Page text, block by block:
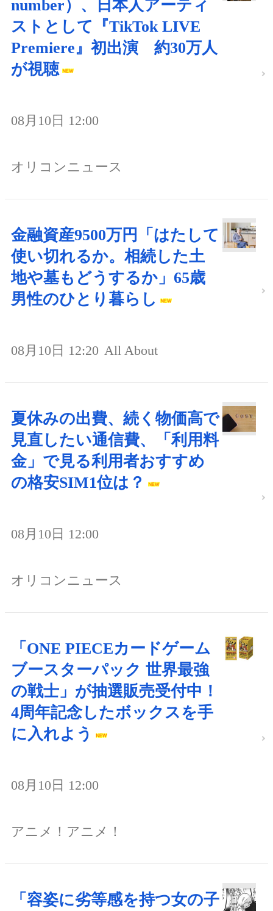
number）、日本人アーティ
ストとして『TikTok LIVE
Premiere』初出演 約30万人
が視聴
08月10日 12:00
オリコンニュース
金融資産9500万円「はたして
使い切れるか。相続した土
地や墓もどうするか」65歳
男性のひとり暮らし
08月10日 12:20 All About
夏休みの出費、続く物価高で
見直したい通信費、「利用料
金」で見る利用者おすすめ
の格安SIM1位は？
08月10日 12:00
オリコンニュース
「ONE PIECEカードゲーム
ブースターパック 世界最強
の戦士」が抽選販売受付中！
4周年記念したボックスを手
に入れよう
08月10日 12:00
アニメ！アニメ！
「容姿に劣等感を持つ女の子